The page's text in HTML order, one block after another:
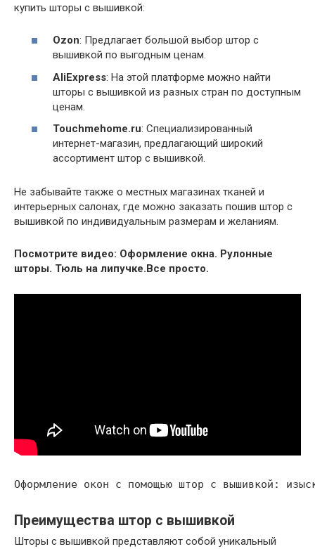
купить шторы с вышивкой:
Ozon: Предлагает большой выбор штор с
вышивкой по выгодным ценам.
AliExpress: На этой платформе можно найти
шторы с вышивкой из разных стран по доступным
ценам.
Touchmehome.ru: Специализированный
интернет-магазин, предлагающий широкий
ассортимент штор с вышивкой.
Не забывайте также о местных магазинах тканей и
интерьерных салонах, где можно заказать пошив штор с
вышивкой по индивидуальным размерам и желаниям.
Посмотрите видео: Оформление окна. Рулонные
шторы. Тюль на липучке.Все просто.
Преимущества штор с вышивкой
Шторы с вышивкой представляют собой уникальный